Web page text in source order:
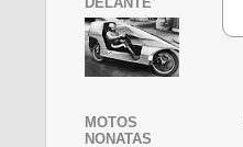
MOTOS
NONATAS